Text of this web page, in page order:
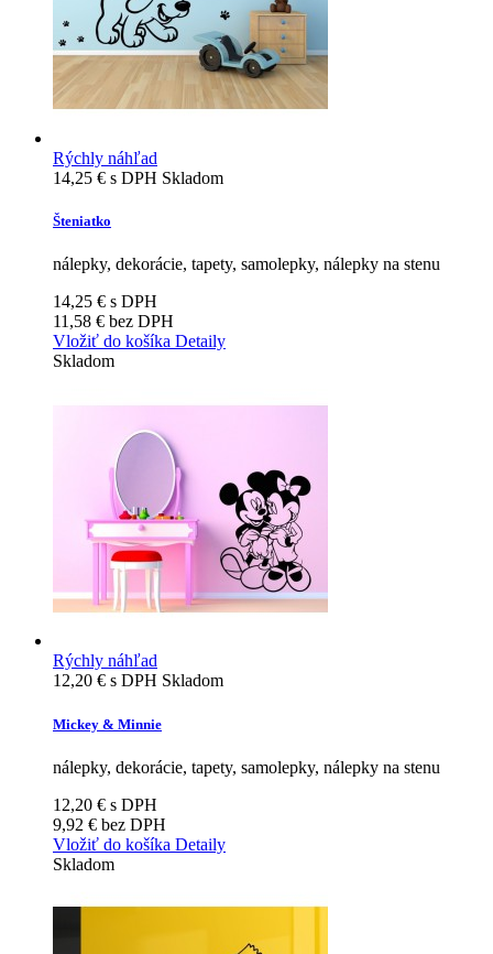
Rýchly náhľad
14,25 € s DPH Skladom
Šteniatko
nálepky, dekorácie, tapety, samolepky, nálepky na stenu
14,25 € s DPH
11,58 € bez DPH
Vložiť do košíka Detaily
Skladom
Rýchly náhľad
12,20 € s DPH Skladom
Mickey & Minnie
nálepky, dekorácie, tapety, samolepky, nálepky na stenu
12,20 € s DPH
9,92 € bez DPH
Vložiť do košíka Detaily
Skladom